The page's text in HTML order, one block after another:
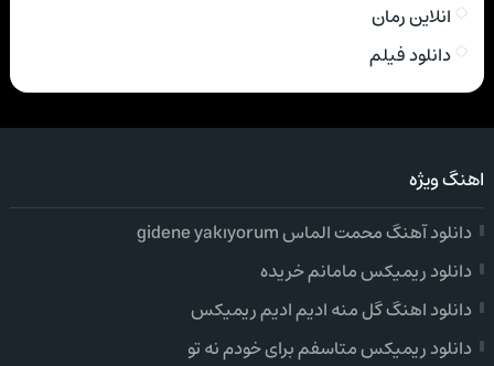
انلاین رمان
دانلود فیلم
اهنگ ویژه
دانلود آهنگ محمت الماس gidene yakıyorum
دانلود ریمیکس مامانم خریده
دانلود اهنگ گل منه ادیم ادیم ریمیکس
دانلود ریمیکس متاسفم برای خودم نه تو